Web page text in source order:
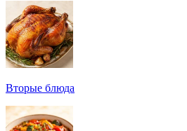
Вторые блюда